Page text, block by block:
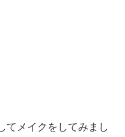
てメイクをしてみまし